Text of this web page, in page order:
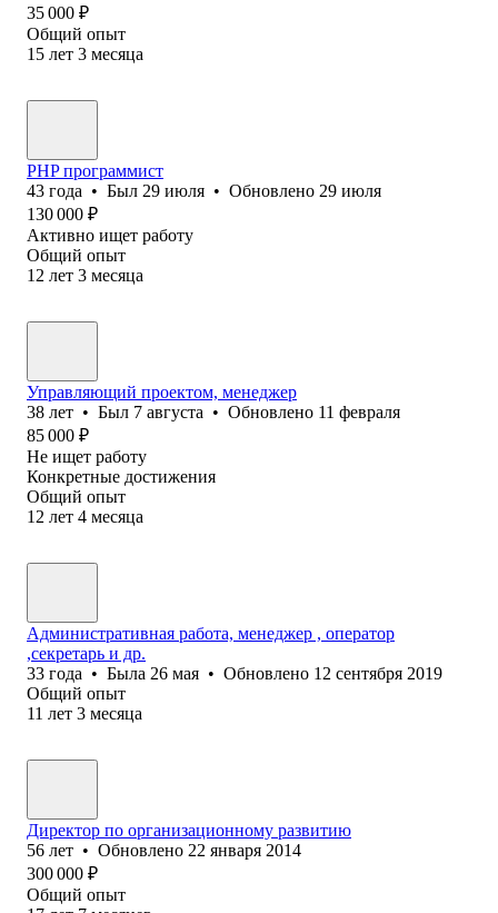
35 000 ₽
Общий опыт
15 лет 3 месяца
PHP программист
43 года • Был 29 июля • Обновлено 29 июля
130 000 ₽
Активно ищет работу
Общий опыт
12 лет 3 месяца
Управляющий проектом, менеджер
38 лет • Был 7 августа • Обновлено 11 февраля
85 000 ₽
Не ищет работу
Конкретные достижения
Общий опыт
12 лет 4 месяца
Административная работа, менеджер , оператор
,секретарь и др.
33 года • Была 26 мая • Обновлено 12 сентября 2019
Общий опыт
11 лет 3 месяца
Директор по организационному развитию
56 лет • Обновлено 22 января 2014
300 000 ₽
Общий опыт